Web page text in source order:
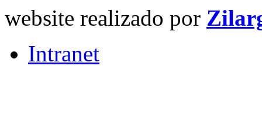
website realizado por
Intranet